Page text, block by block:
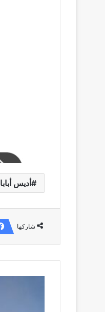
أديس أبابا
شاركها